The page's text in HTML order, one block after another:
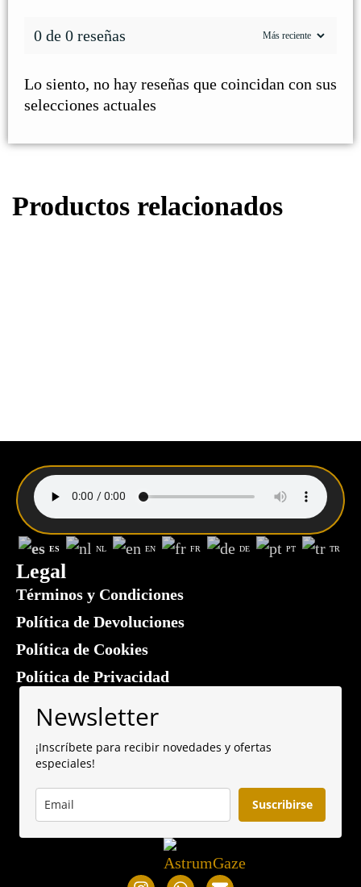
0 de 0 reseñas
Lo siento, no hay reseñas que coincidan con sus
selecciones actuales
Productos relacionados
ES NL EN FR DE PT TR
Legal
Términos y Condiciones
Política de Devoluciones
Política de Cookies
Política de Privacidad
Newsletter
¡Inscríbete para recibir novedades y ofertas
especiales!
Suscribirse